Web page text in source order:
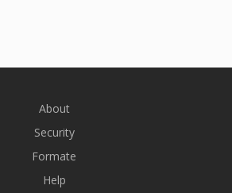
About
Security
Formate
Help